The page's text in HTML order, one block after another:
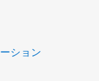
ション